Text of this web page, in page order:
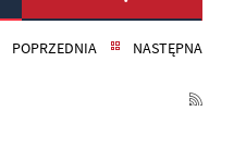
POPRZEDNIA NASTĘPNA